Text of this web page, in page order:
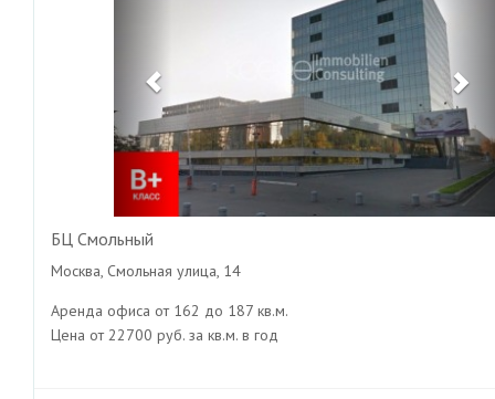
БЦ Смольный
Москва, Смольная улица, 14
Аренда офиса от 162 до 187 кв.м.
Цена от 22700 руб. за кв.м. в год